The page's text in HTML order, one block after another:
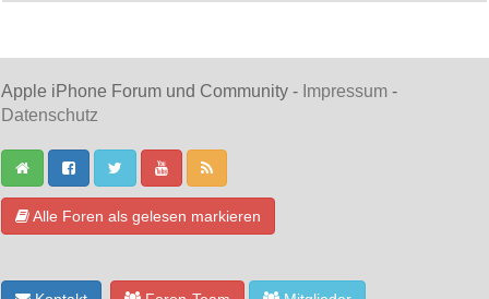
Apple iPhone Forum und Community - Impressum -
Datenschutz
Alle Foren als gelesen markieren